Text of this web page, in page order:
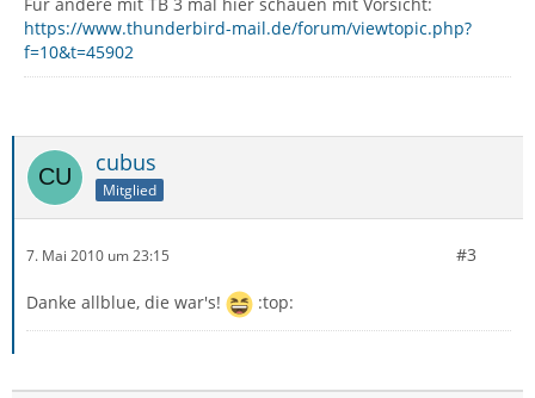
https://www.thunderbird-mail.de/forum/viewtopic.php?
f=10&t=45902
cubus
Mitglied
7. Mai 2010 um 23:15 #3
Danke allblue, die war's! :top: